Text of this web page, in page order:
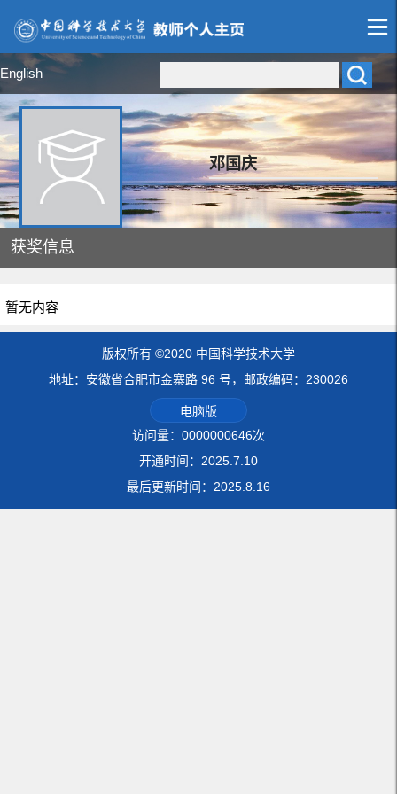
English
邓国庆
获奖信息
暂无内容
版权所有 ©2020 中国科学技术大学
地址：安徽省合肥市金寨路 96 号，邮政编码：230026
电脑版
访问量： 0000000646次
开通时间： 2025 7 10
最后更新时间： 2025 8 16